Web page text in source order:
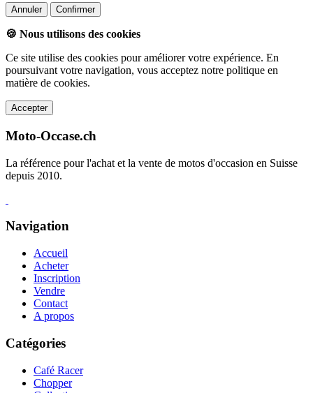
Annuler Confirmer
🍪 Nous utilisons des cookies
Ce site utilise des cookies pour améliorer votre expérience. En
poursuivant votre navigation, vous acceptez notre politique en
matière de cookies.
Accepter
Moto-Occase.ch
La référence pour l'achat et la vente de motos d'occasion en Suisse
depuis 2010.
Navigation
Accueil
Acheter
Inscription
Vendre
Contact
A propos
Catégories
Café Racer
Chopper